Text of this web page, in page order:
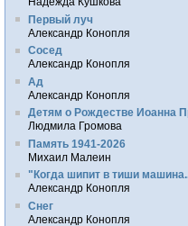
Первый луч
Александр Конопля
Сосед
Александр Конопля
Ад
Александр Конопля
Детям о Рождестве Иоанна
Людмила Громова
Память 1941-2026
Михаил Малеин
"Когда шипит в тиши
Александр Конопля
Снег
Александр Конопля